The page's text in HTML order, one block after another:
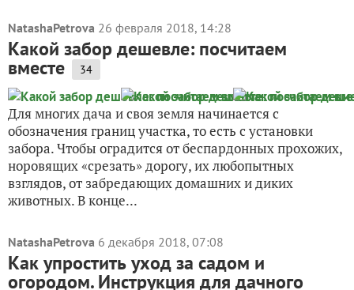
NatashaPetrova 26 февраля 2018, 14:28
Какой забор дешевле: посчитаем
вместе 34
Для многих дача и своя земля начинается с
обозначения границ участка, то есть с установки
забора. Чтобы оградится от беспардонных прохожих,
норовящих «срезать» дорогу, их любопытных
взглядов, от забредающих домашних и диких
животных. В конце...
NatashaPetrova 6 декабря 2018, 07:08
Как упростить уход за садом и
огородом. Инструкция для дачного